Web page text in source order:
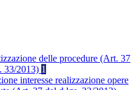
delle procedure (Art. 37
33/2013) 1
interesse realizzazione opere